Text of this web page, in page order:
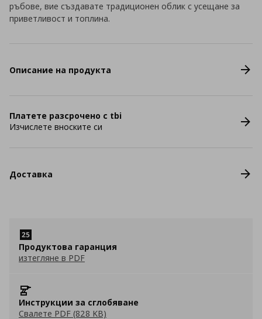
ръбове, вие създавате традиционен облик с усещане за
приветливост и топлина.
Описание на продукта
Платете разсрочено с tbi
Изчислете вноските си
Доставка
Продуктова гаранция
изтегляне в PDF
Инструкции за сглобяване
Свалете PDF (828 KB)